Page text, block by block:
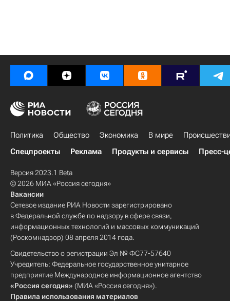
Политика Общество Экономика В мире
Спецпроекты
Реклама Продукты и сервисы Пресс-
Версия 2023.1 Beta
© 2026 МИА «Россия сегодня»
Вакансии
Сетевое издание РИА Новости зарегистрировано
в Федеральной службе по надзору в сфере связи,
информационных технологий и массовых коммуникаций
(Роскомнадзор) 08 апреля 2014 года.
Свидетельство о регистрации Эл № ФС77-57640
Учредитель: Федеральное государственное унитарное
предприятие Международное информационное агентство
«Россия сегодня» (МИА «Россия сегодня»).
Правила использования материалов